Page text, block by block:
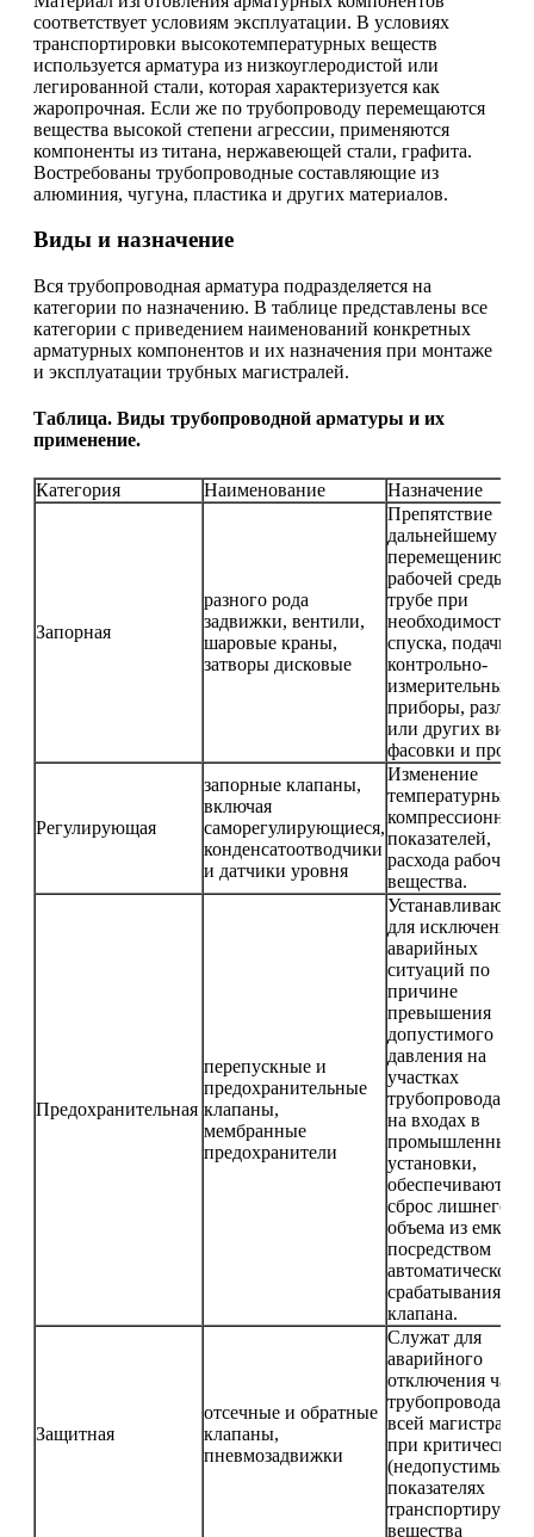
соответствует условиям эксплуатации. В условиях
транспортировки высокотемпературных веществ
используется арматура из низкоуглеродистой или
легированной стали, которая характеризуется как
жаропрочная. Если же по трубопроводу перемещаются
вещества высокой степени агрессии, применяются
компоненты из титана, нержавеющей стали, графита.
Востребованы трубопроводные составляющие из
алюминия, чугуна, пластика и других материалов.
Виды и назначение
Вся трубопроводная арматура подразделяется на
категории по назначению. В таблице представлены все
категории с приведением наименований конкретных
арматурных компонентов и их назначения при монтаже
и эксплуатации трубных магистралей.
Таблица. Виды трубопроводной арматуры и их
применение.
Категория Наименование Назначение
Запорная
разного рода
задвижки, вентили,
шаровые краны,
затворы дисковые
Препятствие
дальнейшему
перемещению
рабочей среды по
трубе при
необходимости ее
спуска, подачи в
контрольно-
измерительные
приборы, разлива
или других видов
фасовки и
Регулирующая
запорные клапаны,
включая
саморегулирующиеся,
конденсатоотводчики
и датчики уровня
Изменение
температурных и
компрессионных
показателей,
расхода рабочего
вещества.
Предохранительная
перепускные и
предохранительные
клапаны,
мембранные
предохранители
Устанавливаются
для исключения
аварийных
ситуаций по
причине
превышения
допустимого
давления на
участках
трубопровода
на входах в
промышленные
установки,
обеспечивают
сброс лишнего
объема из
посредством
автоматического
срабатывания
клапана.
Защитная
отсечные и обратные
клапаны,
пневмозадвижки
Служат для
аварийного
отключения части
трубопровода
всей магистрали
при критических
(недопустимых)
показателях
вещества